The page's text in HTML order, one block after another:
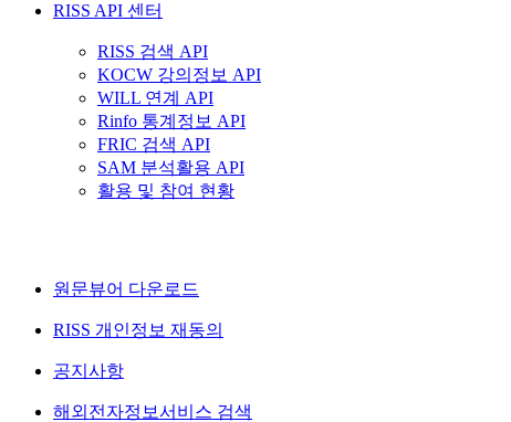
RISS API 센터
RISS 검색 API
KOCW 강의정보 API
WILL 연계 API
Rinfo 통계정보 API
FRIC 검색 API
SAM 분석활용 API
활용 및 참여 현황
원문뷰어 다운로드
RISS 개인정보 재동의
공지사항
해외전자정보서비스 검색